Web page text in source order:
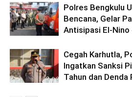
Polres Bengkulu
Bencana, Gelar
Antisipasi El-Nino
Cegah Karhutla,
Ingatkan Sanksi
Tahun dan Denda